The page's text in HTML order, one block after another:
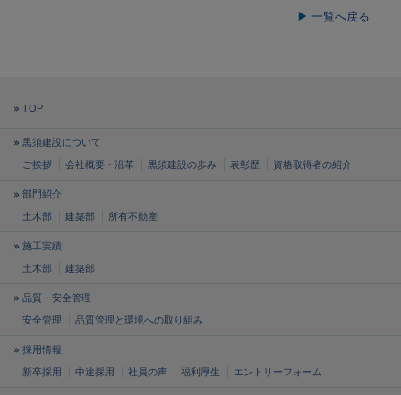
一覧へ戻る
TOP
黒須建設について
ご挨拶 会社概要・沿革 黒須建設の歩み 表彰歴 資格取得者の紹介
部門紹介
土木部 建築部 所有不動産
施工実績
土木部 建築部
品質・安全管理
安全管理 品質管理と環境への取り組み
採用情報
新卒採用 中途採用 社員の声 福利厚生 エントリーフォーム